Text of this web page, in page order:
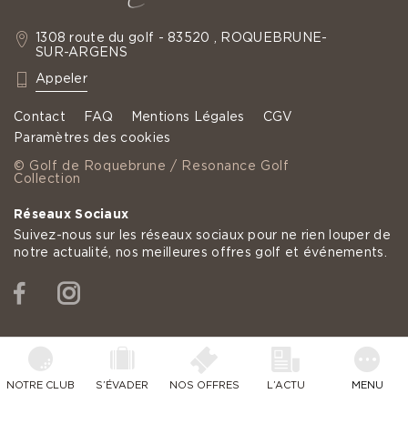
1308 route du golf - 83520 , ROQUEBRUNE-
SUR-ARGENS
: +33 4 94 19 60 35
Appeler
Contact FAQ Mentions Légales
CGV
Paramètres des cookies
© Golf de Roquebrune / Resonance Golf
Collection
Réseaux Sociaux
Suivez-nous sur les réseaux sociaux pour ne rien louper de
notre actualité, nos meilleures offres golf et événements.
Facebook
NOTRE CLUB S’ÉVADER NOS OFFRES L’ACTU MENU